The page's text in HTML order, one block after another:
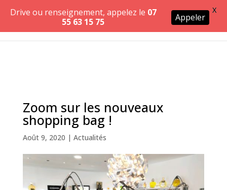
Zoom sur les nouveaux
shopping bag !
Août 9, 2020 | Actualités
Drive ou renseignement, appelez le 07
55 63 15 75
Appeler
X